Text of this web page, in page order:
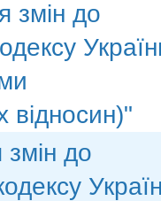
змін до
відносин)"
до